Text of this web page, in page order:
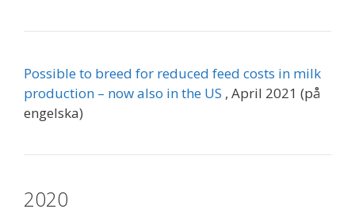
Possible to breed for reduced feed costs in milk
production – now also in the US , April 2021 (på
engelska)
2020